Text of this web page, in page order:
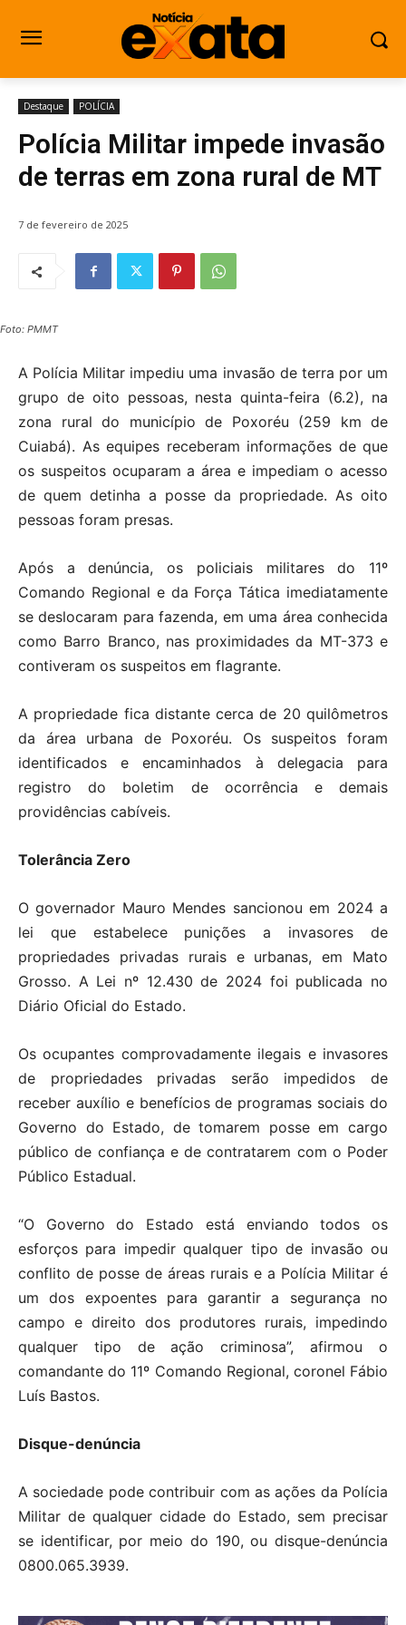
Destaque POLÍCIA
Polícia Militar impede invasão
de terras em zona rural de MT
7 de fevereiro de 2025
Foto: PMMT
A Polícia Militar impediu uma invasão de terra por um
grupo de oito pessoas, nesta quinta-feira (6.2), na
zona rural do município de Poxoréu (259 km de
Cuiabá). As equipes receberam informações de que
os suspeitos ocuparam a área e impediam o acesso
de quem detinha a posse da propriedade. As oito
pessoas foram presas.
Após a denúncia, os policiais militares do 11º
Comando Regional e da Força Tática imediatamente
se deslocaram para fazenda, em uma área conhecida
como Barro Branco, nas proximidades da MT-373 e
contiveram os suspeitos em flagrante.
A propriedade fica distante cerca de 20 quilômetros
da área urbana de Poxoréu. Os suspeitos foram
identificados e encaminhados à delegacia para
registro do boletim de ocorrência e demais
providências cabíveis.
Tolerância Zero
O governador Mauro Mendes sancionou em 2024 a
lei que estabelece punições a invasores de
propriedades privadas rurais e urbanas, em Mato
Grosso. A Lei nº 12.430 de 2024 foi publicada no
Diário Oficial do Estado.
Os ocupantes comprovadamente ilegais e invasores
de propriedades privadas serão impedidos de
receber auxílio e benefícios de programas sociais do
Governo do Estado, de tomarem posse em cargo
público de confiança e de contratarem com o Poder
Público Estadual.
“O Governo do Estado está enviando todos os
esforços para impedir qualquer tipo de invasão ou
conflito de posse de áreas rurais e a Polícia Militar é
um dos expoentes para garantir a segurança no
campo e direito dos produtores rurais, impedindo
qualquer tipo de ação criminosa”, afirmou o
comandante do 11º Comando Regional, coronel Fábio
Luís Bastos.
Disque-denúncia
A sociedade pode contribuir com as ações da Polícia
Militar de qualquer cidade do Estado, sem precisar
se identificar, por meio do 190, ou disque-denúncia
0800.065.3939.